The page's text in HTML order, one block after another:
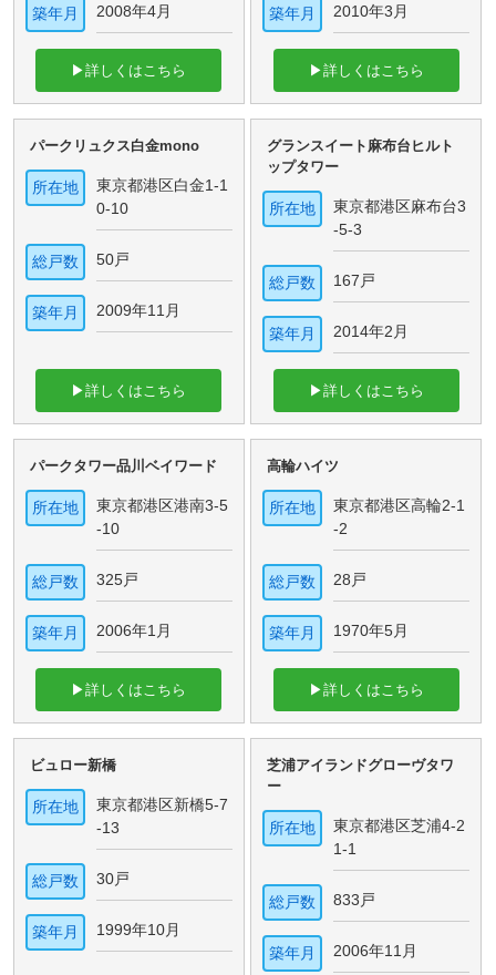
築年月 2008年4月
▶詳しくはこちら
築年月 2010年3月
▶詳しくはこちら
パークリュクス白金mono
所在地
東京都港区白金1-1
0-10
総戸数 50戸
築年月 2009年11月
▶詳しくはこちら
グランスイート麻布台ヒルト
ップタワー
所在地
東京都港区麻布台3
-5-3
総戸数 167戸
築年月 2014年2月
▶詳しくはこちら
パークタワー品川ベイワード
所在地
東京都港区港南3-5
-10
総戸数 325戸
築年月 2006年1月
▶詳しくはこちら
高輪ハイツ
所在地
東京都港区高輪2-1
-2
総戸数 28戸
築年月 1970年5月
▶詳しくはこちら
ビュロー新橋
所在地
東京都港区新橋5-7
-13
総戸数 30戸
築年月 1999年10月
芝浦アイランドグローヴタワ
ー
所在地
東京都港区芝浦4-2
1-1
総戸数 833戸
築年月 2006年11月